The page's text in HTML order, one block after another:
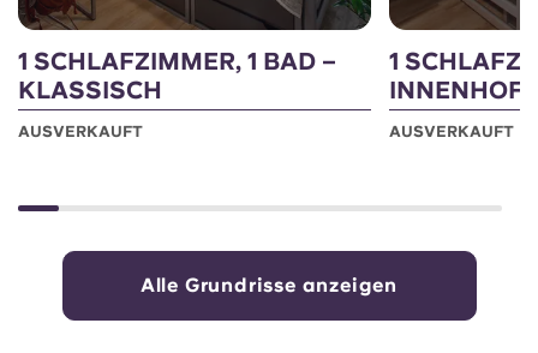
1 SCHLAFZIMMER, 1 BAD –
KLASSISCH
AUSVERKAUFT
1
INNENHOF
AUSVERKAUFT
Alle Grundrisse anzeigen